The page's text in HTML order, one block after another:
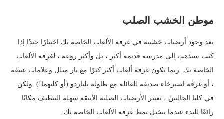
موطن الخشب الصلب
يعد وجود أرضيات خشبية في غرفة الألعاب الخاصة بك اختيارًا جيدًا إذا
كنت ستذهب إلى مدرسة قديمة أكثر ، بل وأكثر روعة ، لغرفة الألعاب
الخاصة بك. ربما تكون غرفة ألعاب أكثر كبرًا مع بار مبلل وعلامات عتيقة
، أو غرفة استرخاء صديقة للعائلة مع طاولة بلياردو (أو كليهما!). ولكن
في كلتا الحالتين ، تعتبر الأرضيات الصلبة الأنيقة سهلة التنظيف مكانًا
رائعًا للبدء عندما تتخيل نمط غرفة الألعاب الخاصة بك.